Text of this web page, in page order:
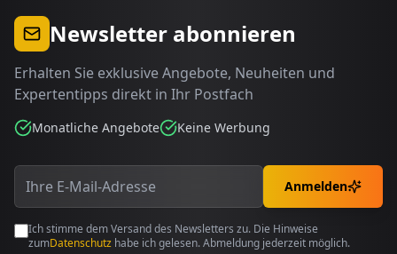
Newsletter abonnieren
Erhalten Sie exklusive Angebote, Neuheiten und
Expertentipps direkt in Ihr Postfach
Monatliche Angebote Keine Werbung
Anmelden
Ich stimme dem Versand des Newsletters zu. Die Hinweise
zumDatenschutz habe ich gelesen. Abmeldung jederzeit möglich.